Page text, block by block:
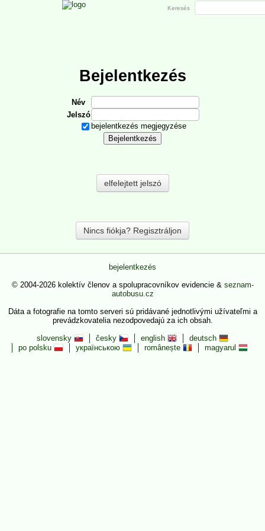
Bejelentkezés
Név
Jelszó
bejelentkezés megjegyzése
elfelejtett jelszó
Nincs fiókja? Regisztráljon
Keresés
bejelentkezés
© 2004-2026 kolektív členov a spolupracovníkov evidencie & seznam-
autobusu.cz
Dáta a fotografie na tomto serveri sú pridávané jednotlivými užívateľmi a
prevádzkovatelia nezodpovedajú za ich obsah.
slovensky
česky english
deutsch
po polsku
українською românește magyarul